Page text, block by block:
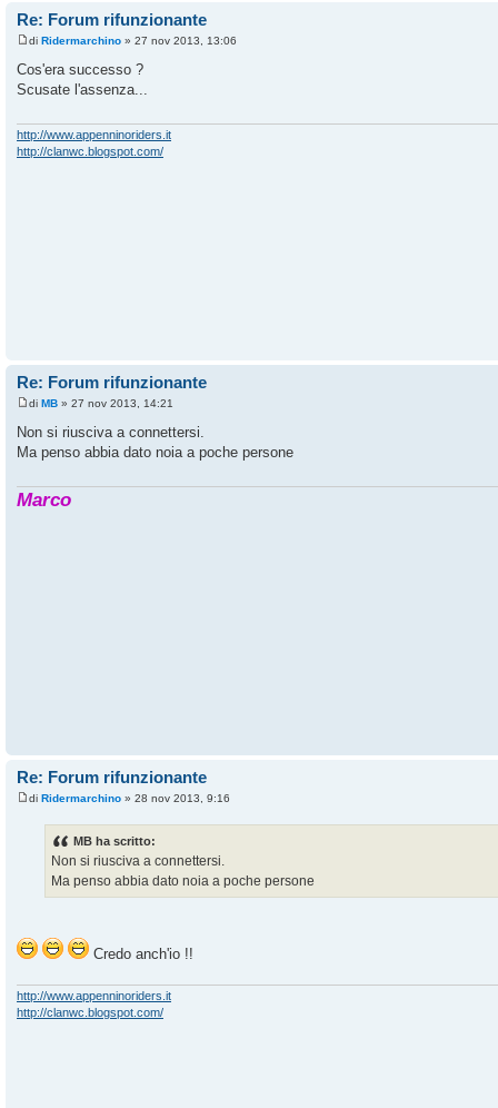
Re: Forum rifunzionante
di Ridermarchino » 27 nov 2013, 13:06
Cos'era successo ?
Scusate l'assenza...
http://www.appenninoriders.it
http://clanwc.blogspot.com/
Re: Forum rifunzionante
di MB » 27 nov 2013, 14:21
Non si riusciva a connettersi.
Ma penso abbia dato noia a poche persone
Marco
Re: Forum rifunzionante
di Ridermarchino » 28 nov 2013, 9:16
MB ha scritto:
Non si riusciva a connettersi.
Ma penso abbia dato noia a poche persone
Credo anch'io !!
http://www.appenninoriders.it
http://clanwc.blogspot.com/